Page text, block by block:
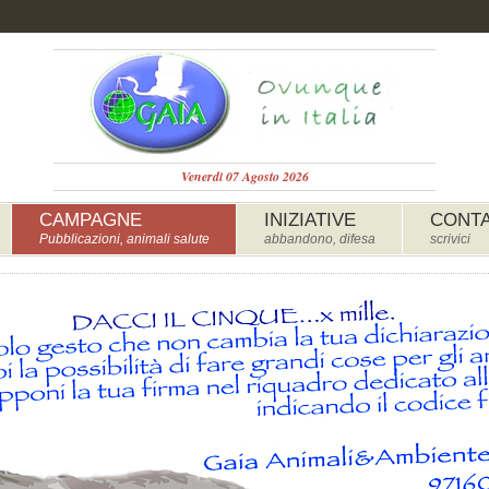
Venerdì 07 Agosto 2026
CAMPAGNE
Pubblicazioni, animali salute
INIZIATIVE
abbandono, difesa scrivici